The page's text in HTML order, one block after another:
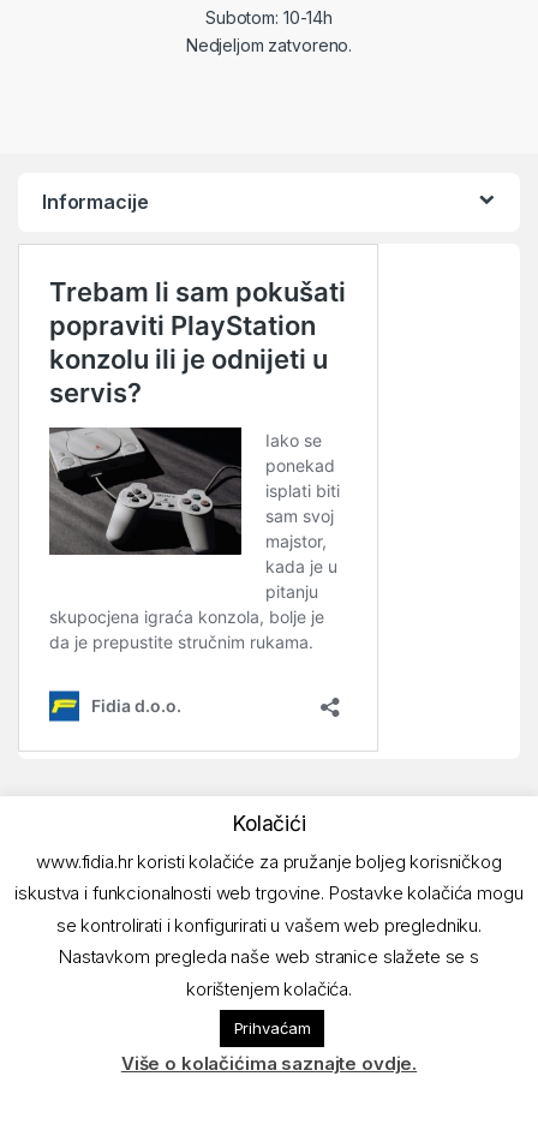
Subotom: 10-14h
Nedjeljom zatvoreno.
Informacije
Imate pitanja? Nazovite!
01/ 6180-297
Kolačići
www.fidia.hr koristi kolačiće za pružanje boljeg korisničkog
iskustva i funkcionalnosti web trgovine. Postavke kolačića mogu
se kontrolirati i konfigurirati u vašem web pregledniku.
Nastavkom pregleda naše web stranice slažete se s
korištenjem kolačića.
Prihvaćam
Više o kolačićima saznajte ovdje.